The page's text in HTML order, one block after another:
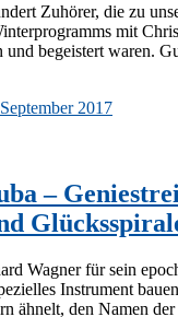
Zu­hö­rer, die zu
mit
und be­geis­tert wa­ren.
2017
–
Wag­ner für sein
In­stru­ment
äh­nelt, den Na­men